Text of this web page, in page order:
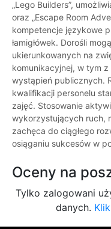
„Lego Builders”,
oraz „Escape Room
kompetencje językowe
łamigłówek. Dorośli
ukierunkowanych na
komunikacyjnej, w tym z
wystąpień publicznych.
kwalifikacji personelu
zajęć. Stosowanie
wykorzystujących ruch,
zachęca do ciągłego
osiąganiu sukcesów w
Oceny na
Tylko zalogowani
danych.